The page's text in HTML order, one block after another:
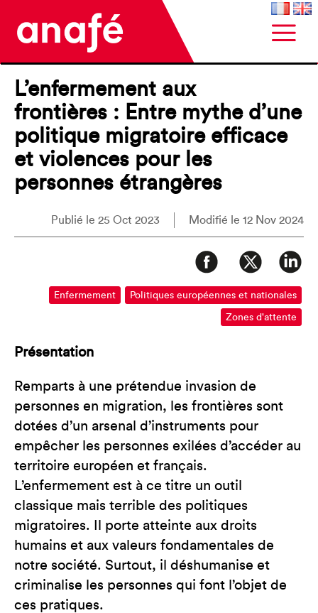
L’enfermement aux
frontières : Entre mythe d’une
politique migratoire efficace
et violences pour les
personnes étrangères
Publié le 25 Oct 2023 Modifié le 12 Nov 2024
Enfermement Politiques européennes et nationales
Zones d'attente
Présentation
Remparts à une prétendue invasion de
personnes en migration, les frontières sont
dotées d’un arsenal d’instruments pour
empêcher les personnes exilées d’accéder au
territoire européen et français.
L’enfermement est à ce titre un outil
classique mais terrible des politiques
migratoires. Il porte atteinte aux droits
humains et aux valeurs fondamentales de
notre société. Surtout, il déshumanise et
criminalise les personnes qui font l’objet de
ces pratiques.